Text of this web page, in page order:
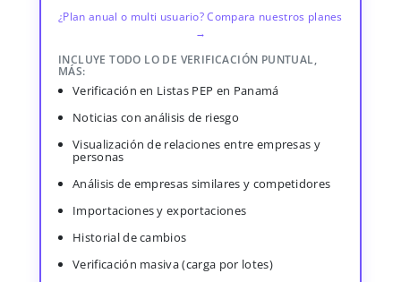
¿Plan anual o multi usuario? Compara nuestros planes
→
INCLUYE TODO LO DE VERIFICACIÓN PUNTUAL,
MÁS:
Verificación en Listas PEP en Panamá
Noticias con análisis de riesgo
Visualización de relaciones entre empresas y
personas
Análisis de empresas similares y competidores
Importaciones y exportaciones
Historial de cambios
Verificación masiva (carga por lotes)